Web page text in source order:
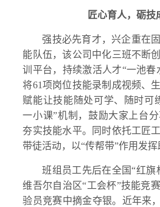
匠心育人，砺技
强技必先育才，兴企重在
能队伍，该公司中化三班不断
训平台，持续激活人才“一池春
将61项岗位技能录制成视频、
赋能让技能随处可学、随时可
一小课”机制，鼓励大家上台分
夯实技能水平。同时依托工匠
带徒活动，以“传帮带”作用发挥
班组员工先后在全国“红旗
维吾尔自治区“工会杯”技能竞
验员竞赛中摘金夺银。近年来